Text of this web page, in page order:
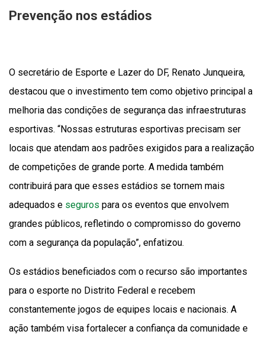
Prevenção nos estádios
O secretário de Esporte e Lazer do DF, Renato Junqueira,
destacou que o investimento tem como objetivo principal a
melhoria das condições de segurança das infraestruturas
esportivas. “Nossas estruturas esportivas precisam ser
locais que atendam aos padrões exigidos para a realização
de competições de grande porte. A medida também
contribuirá para que esses estádios se tornem mais
adequados e seguros para os eventos que envolvem
grandes públicos, refletindo o compromisso do governo
com a segurança da população”, enfatizou.
Os estádios beneficiados com o recurso são importantes
para o esporte no Distrito Federal e recebem
constantemente jogos de equipes locais e nacionais. A
ação também visa fortalecer a confiança da comunidade e